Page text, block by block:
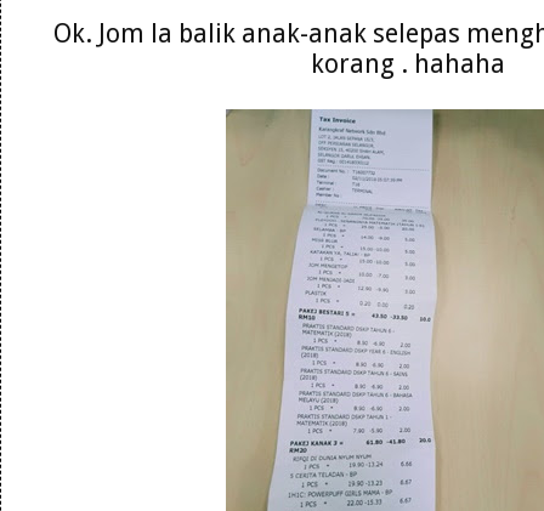
Ok. Jom la balik anak-anak selepas
korang . hahaha